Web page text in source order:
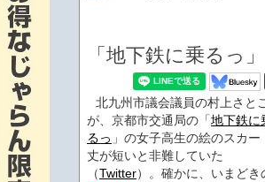
「地下鉄に乗るっ
北九州市議会議員の村上さと
が、京都市交通局の「地下鉄に
るっ 」の女子高生の絵のスカー
丈が短いと非難していた
（Twitter）。確かに、いまどき